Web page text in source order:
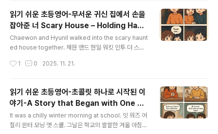
의 심장은 빨리 뛰었다. The sun was setting, and the
air felt cool. 더 선 워즈 세팅, 앤드 디 에어 펠트 쿨 해가
지고 있었고 공기는 선선했다. She looked around to
make sure no one was watching. 쉬 룩트 어라운드
읽기 쉬운 초등영어-무서운 귀신 집에서 손을
잡아준 너 Scary House – Holding Hand
s Together
Chaewon and Hyunil walked into the scary haunt
ed house together. 체원 앤드 현일 워킷 인투 더 스케
안으로 함께 걸어 들어갔다. The hallway was dark, an
y. 더 홀웨이 워즈 다크, 앤드 더 포그 머신 메이드 에브리
씽 룩 크리피 복도는 어둡고 안개 기계 때문에 모든 것이 으
스스하게 보였다. Chaewon suddenly stopped, hol
ding her breath. 체원 서든리 스탑트, 홀딩 허 브레스 채
원은 갑자기 걸음을 멈추며 숨을 멈췄다. “Did you hear
1 0 2025. 11. 21.
읽기 쉬운 초등영어-초콜릿 하나로 시작된 이
야기-A Story that Began with One Ch
ocolate
It was a chilly winter morning at school. 잇 워즈 어
칠리 윈터 모닝 앳 스쿨. 그날은 학교의 쌀쌀한 겨울 아침이